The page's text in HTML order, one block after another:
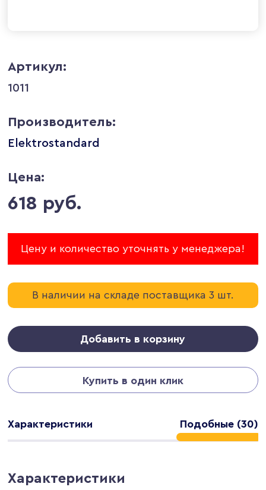
Артикул:
1011
Производитель:
Elektrostandard
Цена:
618 руб.
Цену и количество уточнять у менеджера!
В наличии на складе поставщика 3 шт.
Добавить в корзину
Купить в один клик
Характеристики Подобные (30)
Характеристики